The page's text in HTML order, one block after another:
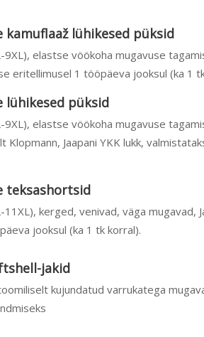
lühikesed püksid
9XL), elastse vöökoha mugavuse
eritellimusel 1 tööpäeva jooksul (ka 1
lühikesed püksid
9XL), elastse vöökoha mugavuse
Jaapani YKK lukk,
teksashortsid
kerged, venivad, väga mugavad,
jooksul (ka 1 tk korral).
jakid
kujundatud varrukatega